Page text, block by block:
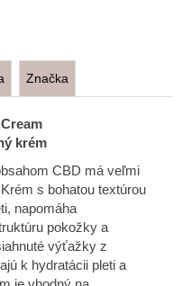
Značka
krém
CBD má veľmi
s bohatou textúrou
napomáha
pokožky a
výťažky z
k hydratácii pleti a